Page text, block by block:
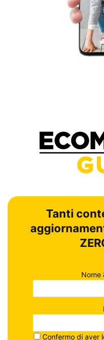
Tanti
Nome
Confermo di aver